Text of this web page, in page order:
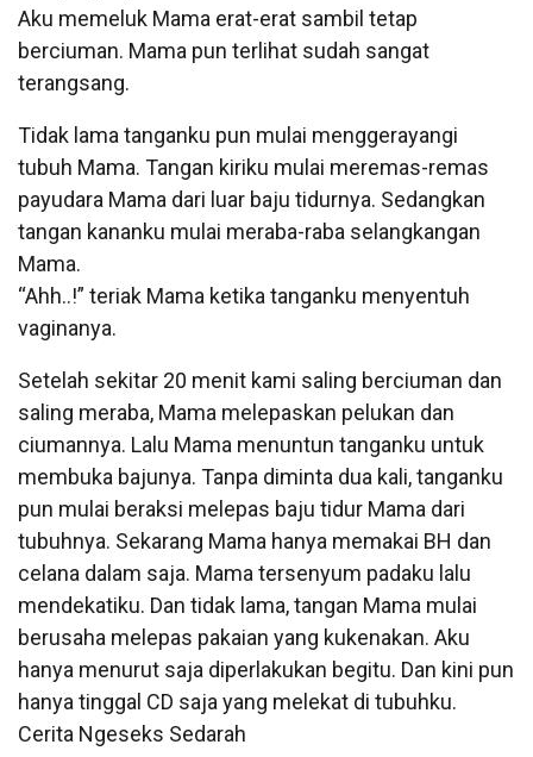
Aku memeluk Mama erat-erat sambil tetap
berciuman. Mama pun terlihat sudah sangat
terangsang.
Tidak lama tanganku pun mulai menggerayangi
tubuh Mama. Tangan kiriku mulai meremas-remas
payudara Mama dari luar baju tidurnya. Sedangkan
tangan kananku mulai meraba-raba selangkangan
Mama.
“Ahh..!” teriak Mama ketika tanganku menyentuh
vaginanya.
Setelah sekitar 20 menit kami saling berciuman dan
saling meraba, Mama melepaskan pelukan dan
ciumannya. Lalu Mama menuntun tanganku untuk
membuka bajunya. Tanpa diminta dua kali, tanganku
pun mulai beraksi melepas baju tidur Mama dari
tubuhnya. Sekarang Mama hanya memakai BH dan
celana dalam saja. Mama tersenyum padaku lalu
mendekatiku. Dan tidak lama, tangan Mama mulai
berusaha melepas pakaian yang kukenakan. Aku
hanya menurut saja diperlakukan begitu. Dan kini pun
hanya tinggal CD saja yang melekat di tubuhku.
Cerita Ngeseks Sedarah